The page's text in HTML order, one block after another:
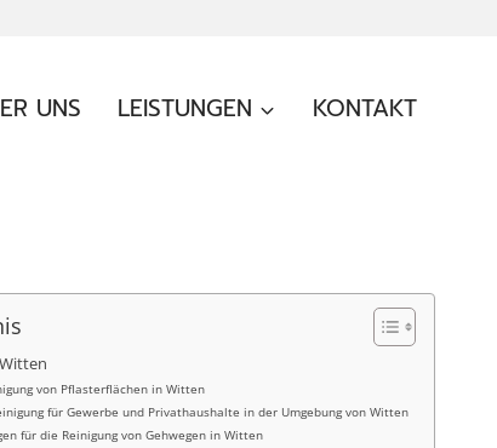
UNS LEISTUNGEN KONTAKT
von Pflasterflächen in Witten
für Gewerbe und Privathaushalte in der Umgebung von Witten
für die Reinigung von Gehwegen in Witten